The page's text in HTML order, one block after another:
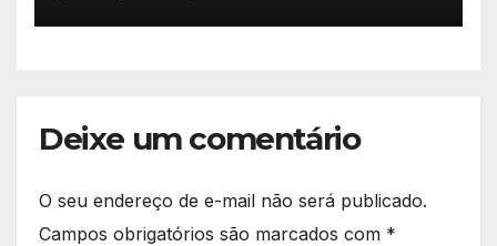
Deixe um comentário
O seu endereço de e-mail não será publicado.
Campos obrigatórios são marcados com *